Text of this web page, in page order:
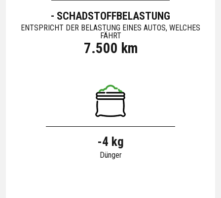
- SCHADSTOFFBELASTUNG
ENTSPRICHT DER BELASTUNG EINES AUTOS, WELCHES
FÄHRT
7.500 km
-4 kg
Dünger